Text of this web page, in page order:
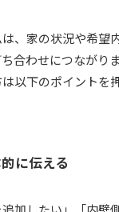
、家の状況や希望
合わせにつながりま
以下のポイントを
に伝える